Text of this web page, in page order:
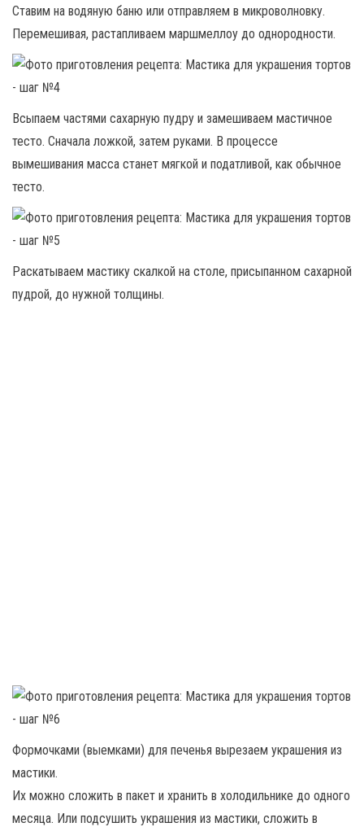
Ставим на водяную баню или отправляем в микроволновку.
Перемешивая, растапливаем маршмеллоу до однородности.
Всыпаем частями сахарную пудру и замешиваем мастичное
тесто. Сначала ложкой, затем руками. В процессе
вымешивания масса станет мягкой и податливой, как обычное
тесто.
Раскатываем мастику скалкой на столе, присыпанном сахарной
пудрой, до нужной толщины.
Формочками (выемками) для печенья вырезаем украшения из
мастики.
Их можно сложить в пакет и хранить в холодильнике до одного
месяца. Или подсушить украшения из мастики, сложить в